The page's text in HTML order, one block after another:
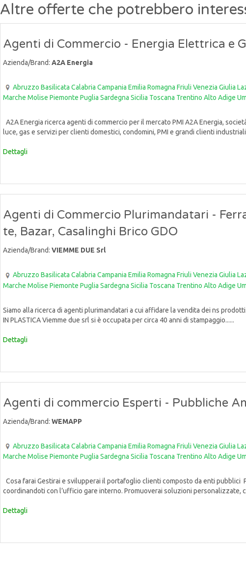
Altre offerte che potrebbero
Agenti di Commercio - Energia Elettrica e
Azienda/Brand: A2A Energia
Abruzzo Basilicata Calabria Campania Emilia Romagna Friuli Venezia Giulia
Marche Molise Piemonte Puglia Sardegna Sicilia Toscana Trentino Alto Adige
A2A Energia ricerca agenti di commercio per il mercato PMI A2A Energia,
luce, gas e servizi per clienti domestici, condomini, PMI e grandi clienti
Dettagli
Agenti di Commercio Plurimandatari -
te, Bazar, Casalinghi Brico GDO
Azienda/Brand: VIEMME DUE Srl
Abruzzo Basilicata Calabria Campania Emilia Romagna Friuli Venezia Giulia
Marche Molise Piemonte Puglia Sardegna Sicilia Toscana Trentino Alto Adige
Siamo alla ricerca di agenti plurimandatari a cui affidare la vendita dei ns
IN PLASTICA Viemme due srl si è occupata per circa 40 anni di stampaggio......
Dettagli
Agenti di commercio Esperti - Pubbliche
Azienda/Brand: WEMAPP
Abruzzo Basilicata Calabria Campania Emilia Romagna Friuli Venezia Giulia
Marche Molise Piemonte Puglia Sardegna Sicilia Toscana Trentino Alto Adige
Cosa farai Gestirai e svilupperai il portafoglio clienti composto da enti pubblici
coordinandoti con l’ufficio gare interno. Promuoverai soluzioni personalizzate,
Dettagli